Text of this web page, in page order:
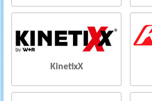
KinetixX